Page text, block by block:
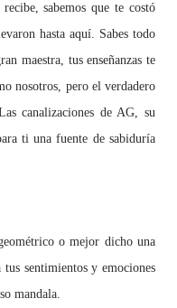
sabemos que te costó
hasta aquí. Sabes todo
maestra, tus enseñanzas te
nosotros, pero el verdadero
canalizaciones de AG, su
ti una fuente de sabiduría
o mejor dicho una
sentimientos y emociones
mandala.